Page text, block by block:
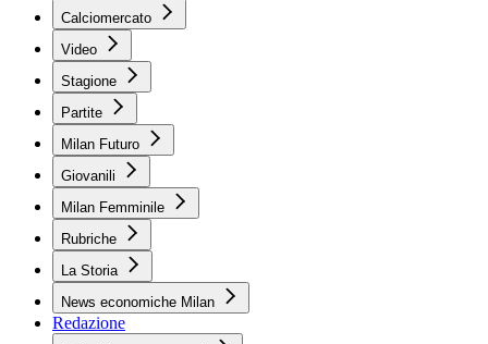
Calciomercato
Video
Stagione
Partite
Milan Futuro
Giovanili
Milan Femminile
Rubriche
La Storia
News economiche Milan
Redazione